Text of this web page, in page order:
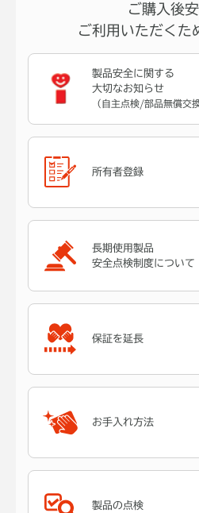
ご購入後
ご利用いただくた
製品安全に関する
大切なお知らせ
（自主点検/部品無償交換
所有者登録
長期使用製品
安全点検制度について
保証を延長
お手入れ方法
製品の点検